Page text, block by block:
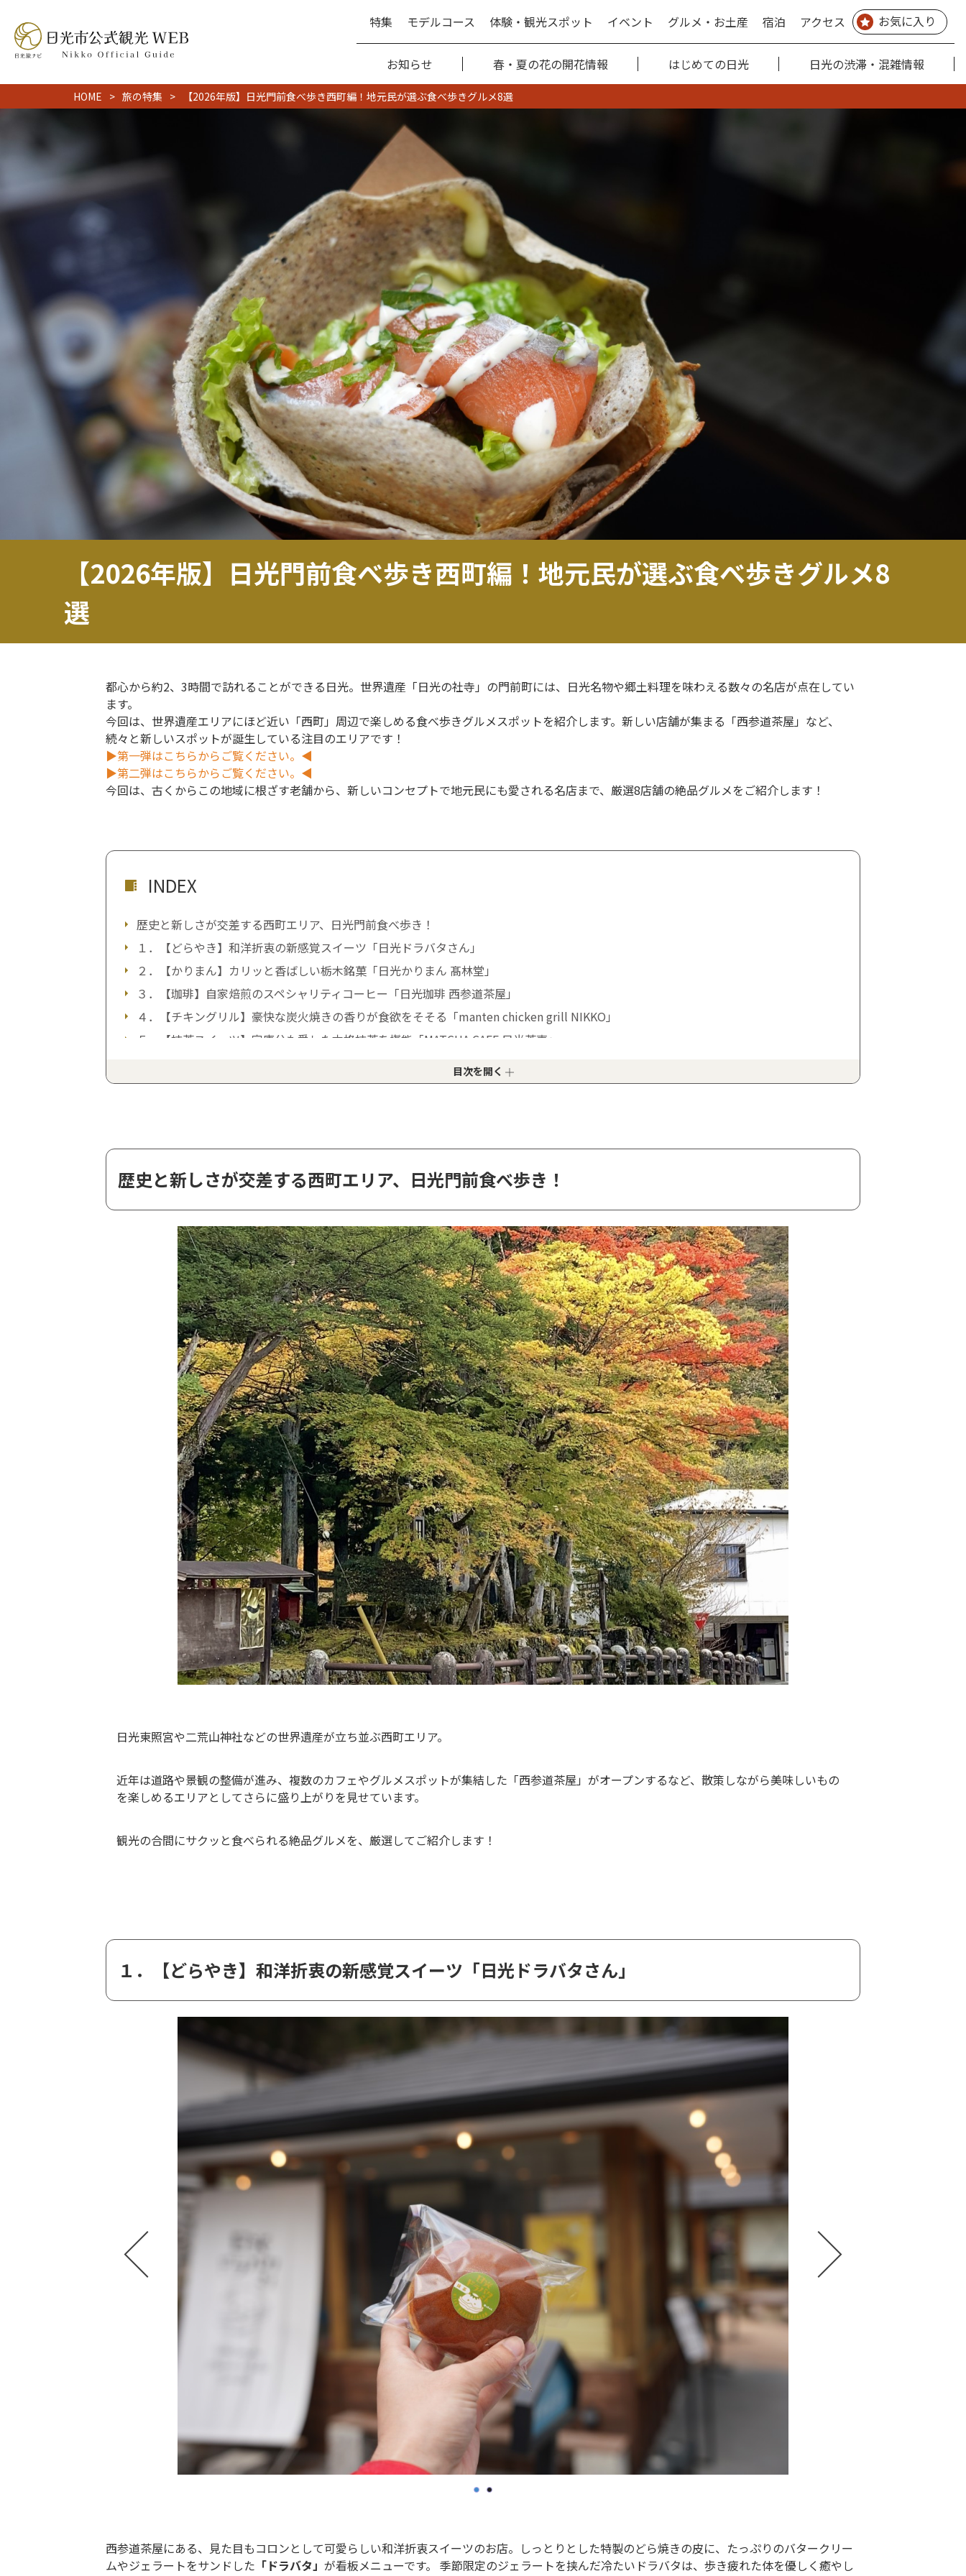
特集 モデルコース 体験・観光スポット イベント グルメ・お土産 宿泊 アクセス お気に入り
お知らせ 春・夏の花の開花情報 はじめての日光 日光の渋滞・混雑情報
HOME 旅の特集 【2026年版】日光門前食べ歩き西町編！地元民が選ぶ食べ歩きグルメ8選
【2026年版】日光門前食べ歩き西町編！地元民が選ぶ食べ歩きグルメ8
選
都心から約2、3時間で訪れることができる日光。世界遺産「日光の社寺」の門前町には、日光名物や郷土料理を味わえる数々の名店が点在してい
ます。
今回は、世界遺産エリアにほど近い「西町」周辺で楽しめる食べ歩きグルメスポットを紹介します。新しい店舗が集まる「西参道茶屋」など、
続々と新しいスポットが誕生している注目のエリアです！
▶第一弾はこちらからご覧ください。 ◀
▶第二弾はこちらからご覧ください。 ◀
今回は、古くからこの地域に根ざす老舗から、新しいコンセプトで地元民にも愛される名店まで、厳選8店舗の絶品グルメをご紹介します！
INDEX
歴史と新しさが交差する西町エリア、日光門前食べ歩き！
１．【どらやき】和洋折衷の新感覚スイーツ「日光ドラバタさん」
２．【かりまん】カリッと香ばしい栃木銘菓「日光かりまん 髙林堂」
３．【珈琲】自家焙煎のスペシャリティコーヒー「日光珈琲 西参道茶屋」
４．【チキングリル】豪快な炭火焼きの香りが食欲をそそる「manten chicken grill NIKKO」
５．【抹茶スイーツ】家康公も愛した本格抹茶を堪能「MATCHA CAFE 日光茶壺」
７．【メンチカツ】注文後調理の熱々ジューシーな絶品！「吉原精肉店」
目次を開く
歴史と新しさが交差する西町エリア、日光門前食べ歩き！
日光東照宮や二荒山神社などの世界遺産が立ち並ぶ西町エリア。
近年は道路や景観の整備が進み、複数のカフェやグルメスポットが集結した「西参道茶屋」がオープンするなど、散策しながら美味しいもの
を楽しめるエリアとしてさらに盛り上がりを見せています。
観光の合間にサクッと食べられる絶品グルメを、厳選してご紹介します！
１．【どらやき】和洋折衷の新感覚スイーツ「日光ドラバタさん」
西参道茶屋にある、見た目もコロンとして可愛らしい和洋折衷スイーツのお店。しっとりとした特製のどら焼きの皮に、たっぷりのバタークリー
ムやジェラートをサンドした 「ドラバタ」 が看板メニューです。 季節限定のジェラートを挟んだ冷たいドラバタは、歩き疲れた体を優しく癒やし